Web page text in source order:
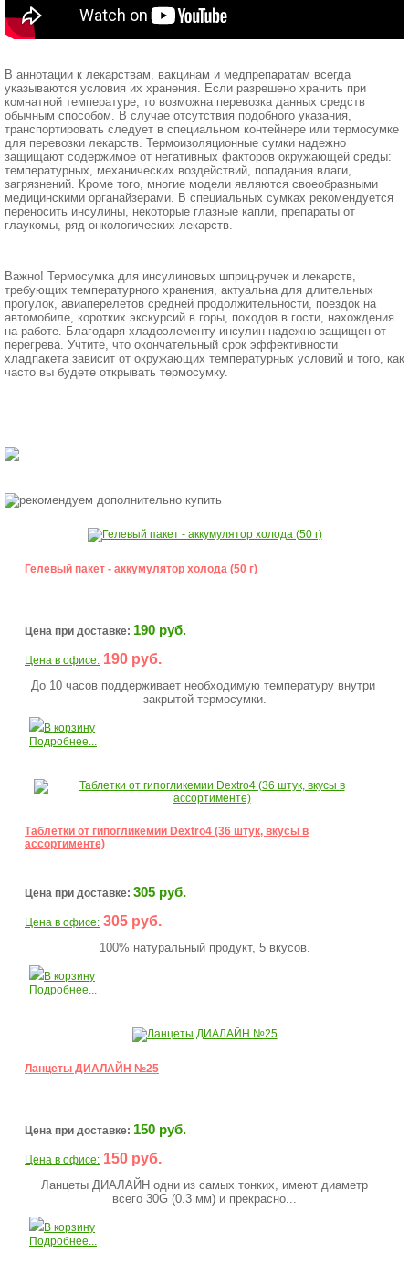
В аннотации к лекарствам, вакцинам и медпрепаратам всегда
указываются условия их хранения. Если разрешено хранить при
комнатной температуре, то возможна перевозка данных средств
обычным способом. В случае отсутствия подобного указания,
транспортировать следует в специальном контейнере или термосумке
для перевозки лекарств. Термоизоляционные сумки надежно
защищают содержимое от негативных факторов окружающей среды:
температурных, механических воздействий, попадания влаги,
загрязнений. Кроме того, многие модели являются своеобразными
медицинскими органайзерами. В специальных сумках рекомендуется
переносить инсулины, некоторые глазные капли, препараты от
глаукомы, ряд онкологических лекарств.
Важно! Термосумка для инсулиновых шприц-ручек и лекарств,
требующих температурного хранения, актуальна для длительных
прогулок, авиаперелетов средней продолжительности, поездок на
автомобиле, коротких экскурсий в горы, походов в гости, нахождения
на работе. Благодаря хладоэлементу инсулин надежно защищен от
перегрева. Учтите, что окончательный срок эффективности
хладпакета зависит от окружающих температурных условий и того, как
часто вы будете открывать термосумку.
Гелевый пакет - аккумулятор холода (50 г)
Цена при доставке: 190 руб.
Цена в офисе: 190 руб.
До 10 часов поддерживает необходимую температуру внутри
закрытой термосумки.
В корзину
Подробнее...
Таблетки от гипогликемии Dextro4 (36 штук, вкусы в
ассортименте)
Цена при доставке: 305 руб.
Цена в офисе: 305 руб.
100% натуральный продукт, 5 вкусов.
В корзину
Подробнее...
Ланцеты ДИАЛАЙН №25
Цена при доставке: 150 руб.
Цена в офисе: 150 руб.
Ланцеты ДИАЛАЙН одни из самых тонких, имеют диаметр
всего 30G (0.3 мм) и прекрасно...
В корзину
Подробнее...